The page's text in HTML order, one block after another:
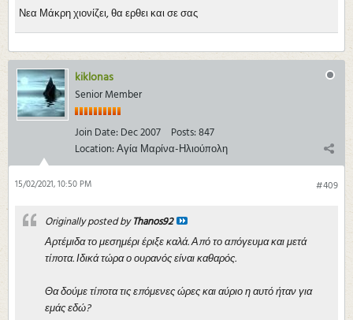
Νεα Μάκρη χιονίζει, θα ερθει και σε σας
kiklonas
Senior Member
Join Date: Dec 2007 Posts:847
Location:Αγία Μαρίνα-Ηλιούπολη
#409
15/02/2021, 10:50 PM
Originally posted byThanos92
Αρτέμιδα το μεσημέρι έριξε καλά. Από το απόγευμα και μετά
τίποτα. Ιδικά τώρα ο ουρανός είναι καθαρός.
Θα δούμε τίποτα τις επόμενες ώρες και αύριο η αυτό ήταν για
εμάς εδώ?